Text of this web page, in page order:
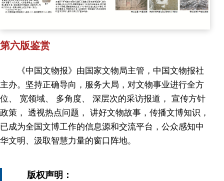
第六版鉴赏
《中国文物报》由国家文物局主管，中国文物报社
主办。坚持正确导向，服务大局，对文物事业进行全方
位、 宽领域、 多角度、 深层次的采访报道， 宣传方针
政策， 透视热点问题， 讲好文物故事，传播文博知识，
已成为全国文博工作的信息源和交流平台，公众感知中
华文明、汲取智慧力量的窗口阵地。
版权声明：